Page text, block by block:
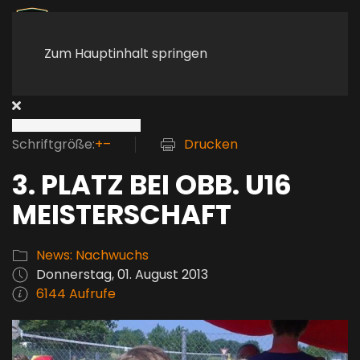
Zum Hauptinhalt springen
Schriftgröße:+– Drucken
3. PLATZ BEI OBB. U16
MEISTERSCHAFT
News: Nachwuchs
Donnerstag, 01. August 2013
6144 Aufrufe